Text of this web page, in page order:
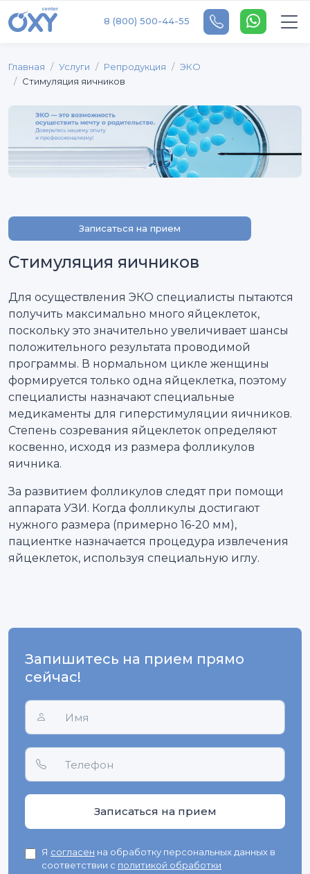
8 (800) 500-44-55
Главная Услуги Репродукция
ЭКО
Стимуляция яичников
Записаться на прием
Стимуляция яичников
Для осуществления ЭКО специалисты пытаются
получить максимально много яйцеклеток,
поскольку это значительно увеличивает шансы
положительного результата проводимой
программы. В нормальном цикле женщины
формируется только одна яйцеклетка, поэтому
специалисты назначают специальные
медикаменты для гиперстимуляции яичников.
Степень созревания яйцеклеток определяют
косвенно, исходя из размера фолликулов
яичника.
За развитием фолликулов следят при помощи
аппарата УЗИ. Когда фолликулы достигают
нужного размера (примерно 16-20 мм),
пациентке назначается процедура извлечения
яйцеклеток, используя специальную иглу.
Запишитесь на прием прямо
сейчас!
Я согласен на обработку персональных данных в
соответствии с политикой обработки